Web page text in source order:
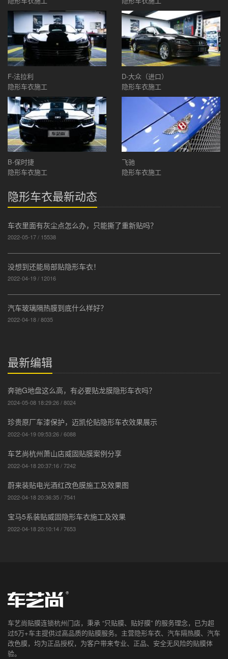
F-法拉利
隐形车衣施工
D-大众（进口）
隐形车衣施工
B-保时捷
隐形车衣施工
飞驰
隐形车衣施工
隐形车衣最新动态
车衣里面有灰尘点怎么办，只能撕了重新贴吗？
2022-05-17 / 15538
没想到还能局部贴隐形车衣！
2022-04-19 / 12016
汽车玻璃隔热膜到底什么样好？
2022-04-18 / 8035
最新编辑
奔驰G地盘这么高，有必要贴龙膜隐形车衣吗？
2024-05-08 18:29:26 / 8024
珍贵原厂车漆保护，迈凯伦贴隐形车衣效果展示
2022-04-19 09:53:26 / 6088
车艺尚杭州萧山店威固贴膜案例分享
2022-04-18 20:37:16 / 7242
蔚来装贴电光酒红改色膜施工及效果图
2022-04-18 20:36:35 / 7541
宝马5系装贴威固隐形车衣施工及效果
2022-04-18 20:10:14 / 7653
车艺尚贴膜连锁杭州门店，秉承 “只贴膜、贴好膜” 的服务理念，已为超
过5万+车主提供过高品质的贴膜服务。主营隐形车衣、汽车隔热膜、汽车
改色膜，均为正品授权，为客户带来专业、正品、安全无风险的贴膜体
验。